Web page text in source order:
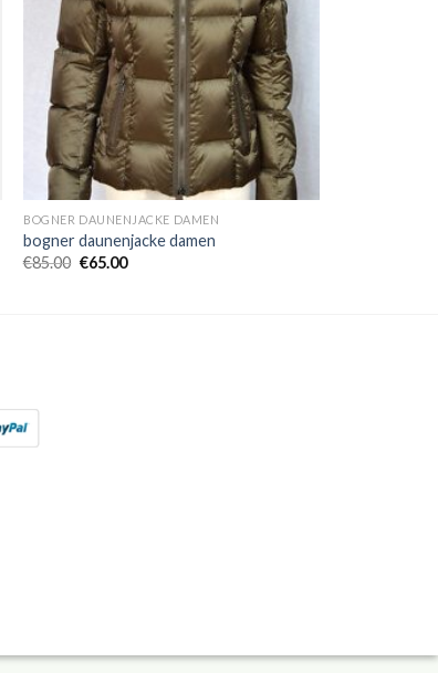
BOGNER DAUNENJACKE DAMEN
bogner daunenjacke damen
€85.00 €65.00